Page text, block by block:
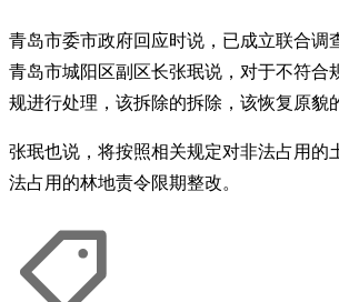
青岛市委市政府回应时说，已成立联合调
青岛市城阳区副区长张珉说，对于不符合
规进行处理，该拆除的拆除，该恢复原貌
张珉也说，将按照相关规定对非法占用的
法占用的林地责令限期整改。